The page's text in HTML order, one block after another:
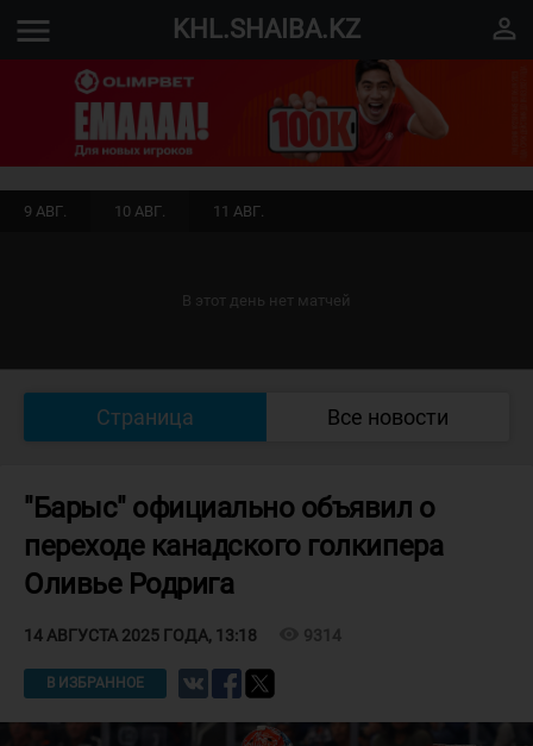
menu KHL.SHAIBA.KZ perm_identity
9 АВГ. 10 АВГ. 11 АВГ.
В этот день нет матчей
Страница Все новости
"Барыс" официально объявил о
переходе канадского голкипера
Оливье Родрига
14 АВГУСТА 2025 ГОДА, 13:18 9314
В ИЗБРАННОЕ